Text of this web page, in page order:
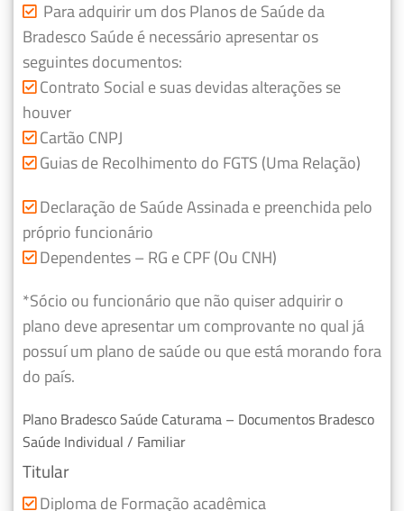
Para adquirir um dos Planos de Saúde da
Bradesco Saúde é necessário apresentar os
seguintes documentos:
Contrato Social e suas devidas alterações se
houver
Cartão CNPJ
Guias de Recolhimento do FGTS (Uma Relação)
Declaração de Saúde Assinada e preenchida pelo
próprio funcionário
Dependentes – RG e CPF (Ou CNH)
*Sócio ou funcionário que não quiser adquirir o
plano deve apresentar um comprovante no qual já
possuí um plano de saúde ou que está morando fora
do país.
Plano Bradesco Saúde Caturama – Documentos Bradesco
Saúde Individual / Familiar
Titular
Diploma de Formação acadêmica